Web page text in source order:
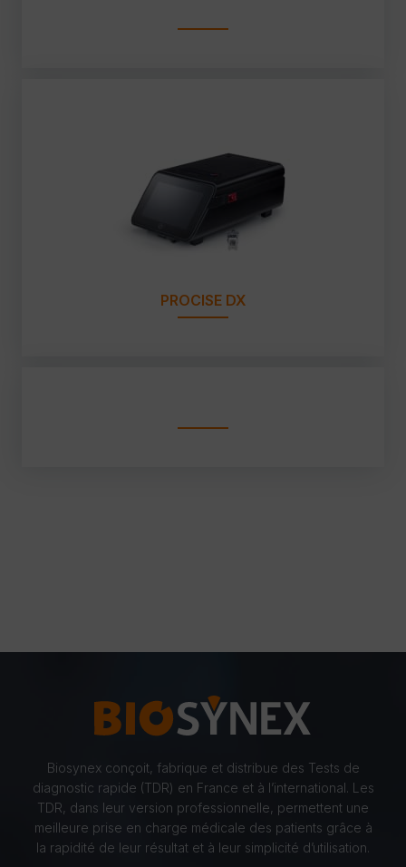
PROCISE DX
Biosynex conçoit, fabrique et distribue des Tests de
diagnostic rapide (TDR) en France et à l’international. Les
TDR, dans leur version professionnelle, permettent une
meilleure prise en charge médicale des patients grâce à
la rapidité de leur résultat et à leur simplicité d’utilisation.